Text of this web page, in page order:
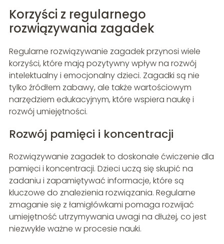
Korzyści z regularnego
rozwiązywania zagadek
Regularne rozwiązywanie zagadek przynosi wiele
korzyści, które mają pozytywny wpływ na rozwój
intelektualny i emocjonalny dzieci. Zagadki są nie
tylko źródłem zabawy, ale także wartościowym
narzędziem edukacyjnym, które wspiera naukę i
rozwój umiejętności.
Rozwój pamięci i koncentracji
Rozwiązywanie zagadek to doskonałe ćwiczenie dla
pamięci i koncentracji. Dzieci uczą się skupić na
zadaniu i zapamiętywać informacje, które są
kluczowe do znalezienia rozwiązania. Regularne
zmaganie się z łamigłówkami pomaga rozwijać
umiejętność utrzymywania uwagi na dłużej, co jest
niezwykle ważne w procesie nauki.